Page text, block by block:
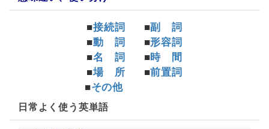
■接続詞 ■副 詞
■動 詞 ■形容詞
■名 詞 ■時 間
■場 所 ■前置詞
■その他
日常よく使う英単語